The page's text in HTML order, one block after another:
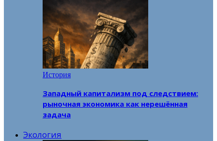
История
Западный капитализм под следствием:
рыночная экономика как нерешённая
задача
Экология